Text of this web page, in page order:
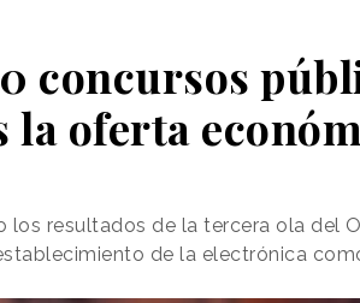
concursos
la oferta
los resultados de la tercera ola del
de la electrónica